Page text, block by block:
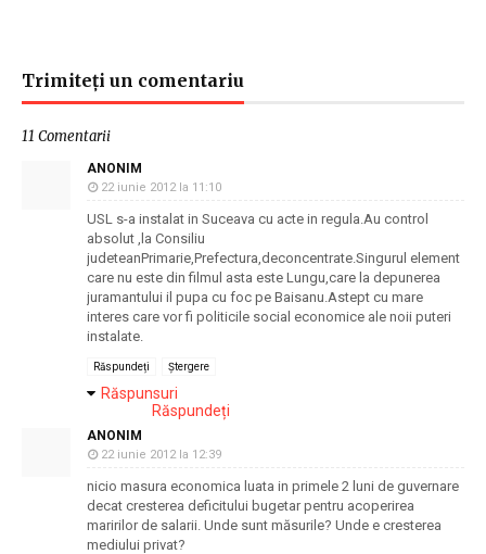
Trimiteți un comentariu
11 Comentarii
ANONIM
22 iunie 2012 la 11:10
USL s-a instalat in Suceava cu acte in regula.Au control
absolut ,la Consiliu
judeteanPrimarie,Prefectura,deconcentrate.Singurul element
care nu este din filmul asta este Lungu,care la depunerea
juramantului il pupa cu foc pe Baisanu.Astept cu mare
interes care vor fi politicile social economice ale noii puteri
instalate.
Răspundeți Ștergere
Răspunsuri
Răspundeți
ANONIM
22 iunie 2012 la 12:39
nicio masura economica luata in primele 2 luni de guvernare
decat cresterea deficitului bugetar pentru acoperirea
maririlor de salarii. Unde sunt măsurile? Unde e cresterea
mediului privat?